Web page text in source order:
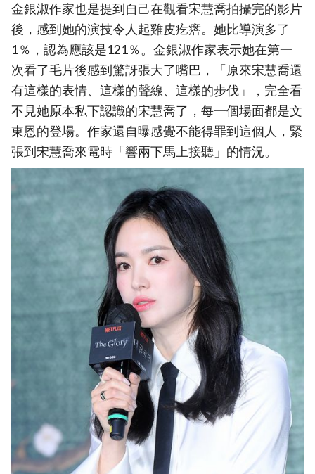
金銀淑作家也是提到自己在觀看宋慧喬拍攝完的影片
後，感到她的演技令人起雞皮疙瘩。她比導演多了
1％，認為應該是121％。金銀淑作家表示她在第一
次看了毛片後感到驚訝張大了嘴巴，「原來宋慧喬還
有這樣的表情、這樣的聲線、這樣的步伐」，完全看
不見她原本私下認識的宋慧喬了，每一個場面都是文
東恩的登場。作家還自曝感覺不能得罪到這個人，緊
張到宋慧喬來電時「響兩下馬上接聽」的情況。